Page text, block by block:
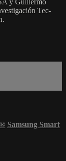
y Guillermo
Tec-
® Samsung Smart